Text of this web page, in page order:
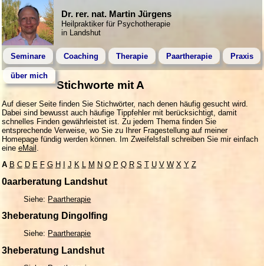
Dr. rer. nat. Martin Jürgens
Heilpraktiker für Psychotherapie
in Landshut
Seminare Coaching Therapie Paartherapie Praxis
über mich
Stichworte mit A
Auf dieser Seite finden Sie Stichwörter, nach denen häufig gesucht wird.
Dabei sind bewusst auch häufige Tippfehler mit berücksichtigt, damit
schnelles Finden gewährleistet ist. Zu jedem Thema finden Sie
entsprechende Verweise, wo Sie zu Ihrer Fragestellung auf meiner
Homepage fündig werden können. Im Zweifelsfall schreiben Sie mir einfach
eine eMail .
A B C D E F G H J K M N O P Q R S T U V W X Y Z
0aarberatung Landshut
Siehe: Paartherapie
3heberatung Dingolfing
Siehe: Paartherapie
3heberatung Landshut